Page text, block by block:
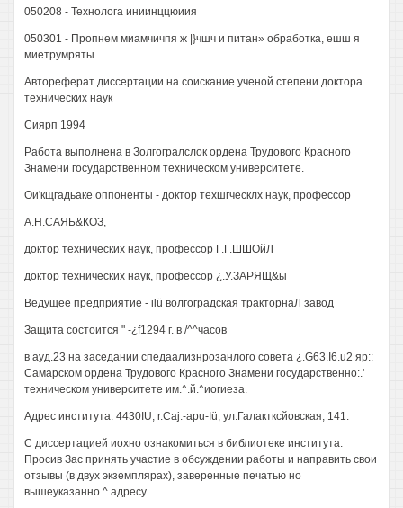
050208 - Технолога иниинццюиия
050301 - Пропнем миамчичпя ж |}чшч и питан» обработка, ешш я
миетрумряты
Автореферат диссертации на соискание ученой степени доктора
технических наук
Сиярп 1994
Работа выполнена в Золгогралслок ордена Трудового Красного
Знамени государственном техническом университете.
Ои'кщгадьаке оппоненты - доктор техшгческлх наук, профессор
А.Н.САЯЬ&КОЗ,
доктор технических наук, профессор Г.Г.ШШОйЛ
доктор технических наук, профессор ¿.У.ЗАРЯЩ&ы
Ведущее предприятие - ilü волгоградская тракторнаЛ завод
Защита состоится " -¿f1294 г. в /^^часов
в ауд.23 на заседании спедаализнрозанлого совета ¿.G63.I6.u2 яр::
Самарском ордена Трудового Красного Знамени государственно:.'
техническом университете им.^.й.^иогиеза.
Адрес института: 4430IU, r.Caj.-apu-Iü, ул.Галактксйовская, 141.
С диссертацией иохно ознакомиться в библиотеке института.
Просив Зас принять участие в обсуждении работы и направить свои
отзывы (в двух экземплярах), заверенные печатью но
вышеуказанно.^ адресу.